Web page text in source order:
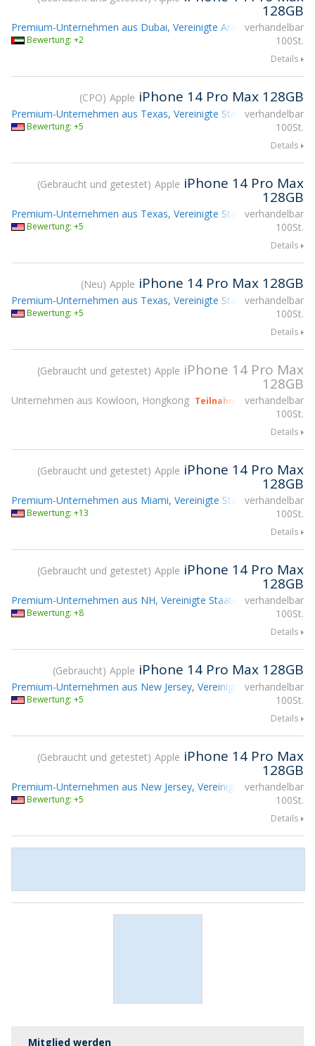
128GB
verhandelbar
100St.
Premium-Unternehmen aus Dubai, Vereinigte Arabische Emirate
Bewertung: +2
Details
CPO Apple iPhone 14 Pro Max 128GB
verhandelbar
100St.
Premium-Unternehmen aus Texas, Vereinigte Staaten
Bewertung: +5
Details
Gebraucht und getestet Apple iPhone 14 Pro Max
128GB
verhandelbar
100St.
Premium-Unternehmen aus Texas, Vereinigte Staaten
Bewertung: +5
Details
Neu Apple iPhone 14 Pro Max 128GB
verhandelbar
100St.
Premium-Unternehmen aus Texas, Vereinigte Staaten
Bewertung: +5
Details
Gebraucht und getestet Apple iPhone 14 Pro Max
128GB
verhandelbar
100St.
Unternehmen aus Kowloon, Hongkong Teilnahme gsmX Hong
Details
Gebraucht und getestet Apple iPhone 14 Pro Max
128GB
verhandelbar
100St.
Premium-Unternehmen aus Miami, Vereinigte Staaten
Bewertung: +13
Details
Gebraucht und getestet Apple iPhone 14 Pro Max
128GB
verhandelbar
100St.
Premium-Unternehmen aus NH, Vereinigte Staaten
Bewertung: +8
Details
Gebraucht Apple iPhone 14 Pro Max 128GB
verhandelbar
100St.
Premium-Unternehmen aus New Jersey, Vereinigte Staaten
Bewertung: +5
Details
Gebraucht und getestet Apple iPhone 14 Pro Max
128GB
verhandelbar
100St.
Premium-Unternehmen aus New Jersey, Vereinigte Staaten
Bewertung: +5
Details
Mitglied werden